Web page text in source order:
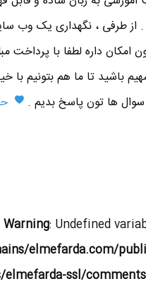
. از طرفی ، نگهداری یک وب
امکان داره لطفا با پرداخت
باشید تا ما هم بتونیم با
سوال ها تون پاسخ بدیم .
Warning: Undefined
elmefarda.com/
ssl/